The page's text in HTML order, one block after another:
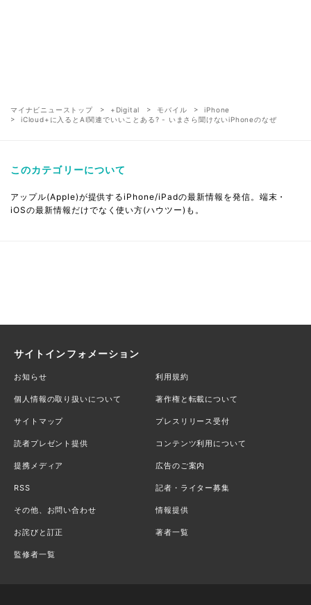
マイナビニューストップ +Digital モバイル
iPhone
iCloud+に入るとAI関連でいいことある? - いまさら聞けないiPhoneのなぜ
このカテゴリーについて
アップル(Apple)が提供するiPhone/iPadの最新情報を発信。端末・
iOSの最新情報だけでなく使い方(ハウツー)も。
サイトインフォメーション
お知らせ 利用規約
個人情報の取り扱いについて 著作権と転載について
サイトマップ プレスリリース受付
読者プレゼント提供 コンテンツ利用について
提携メディア 広告のご案内
RSS 記者・ライター募集
その他、お問い合わせ 情報提供
お詫びと訂正 著者一覧
監修者一覧